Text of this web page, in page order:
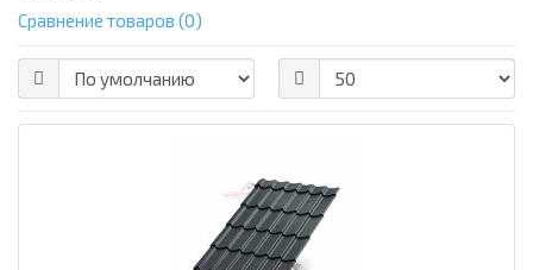
Сравнение товаров (0)